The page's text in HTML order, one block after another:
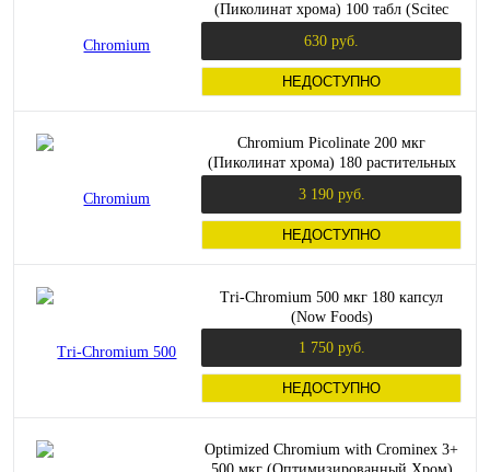
(Пиколинат хрома) 100 табл (Scitec
630 руб.
НЕДОСТУПНО
Chromium Picolinate 200 мкг
(Пиколинат хрома) 180 растительных
3 190 руб.
НЕДОСТУПНО
Tri-Chromium 500 мкг 180 капсул
(Now Foods)
1 750 руб.
НЕДОСТУПНО
Optimized Chromium with Crominex 3+